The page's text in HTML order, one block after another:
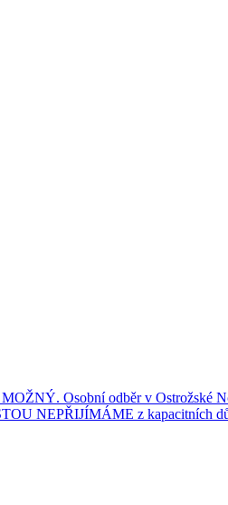
Osobní odběr v Ostrožské
NEPŘIJÍMÁME z kapacitních